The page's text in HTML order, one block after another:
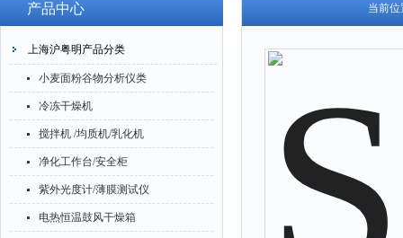
产品中心
上海沪粤明产品分类
小麦面粉谷物分析仪类
冷冻干燥机
搅拌机 /均质机/乳化机
净化工作台/安全柜
紫外光度计/薄膜测试仪
电热恒温鼓风干燥箱
当前位